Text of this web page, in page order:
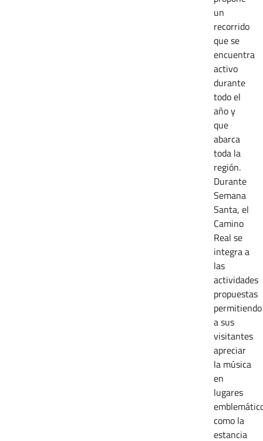
un
recorrido
que se
encuentra
activo
durante
todo el
año y
que
abarca
toda la
región.
Durante
Semana
Santa, el
Camino
Real se
integra a
las
actividades
propuestas
permitiendo
a sus
visitantes
apreciar
la música
en
lugares
como la
estancia